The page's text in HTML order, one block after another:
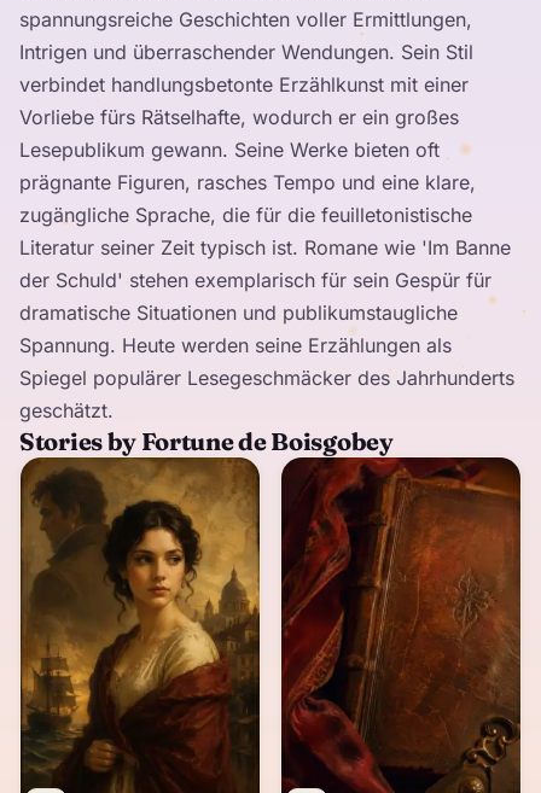
spannungsreiche Geschichten voller Ermittlungen,
Intrigen und überraschender Wendungen. Sein Stil
verbindet handlungsbetonte Erzählkunst mit einer
Vorliebe fürs Rätselhafte, wodurch er ein großes
Lesepublikum gewann. Seine Werke bieten oft
prägnante Figuren, rasches Tempo und eine klare,
zugängliche Sprache, die für die feuilletonistische
Literatur seiner Zeit typisch ist. Romane wie 'Im Banne
der Schuld' stehen exemplarisch für sein Gespür für
dramatische Situationen und publikumstaugliche
Spannung. Heute werden seine Erzählungen als
Spiegel populärer Lesegeschmäcker des Jahrhunderts
geschätzt.
Stories by Fortune de Boisgobey